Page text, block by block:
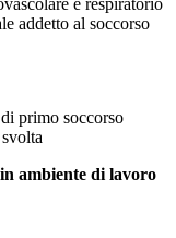
e respiratorio
addetto al soccorso
primo soccorso
ambiente di lavoro